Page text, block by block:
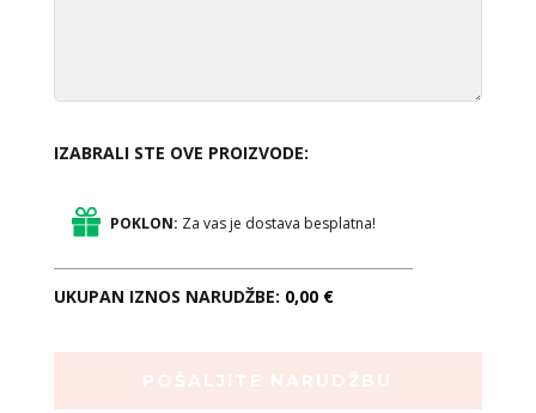
IZABRALI STE OVE PROIZVODE:
POKLON: Za vas je dostava besplatna!
UKUPAN IZNOS NARUDŽBE: 0,00 €